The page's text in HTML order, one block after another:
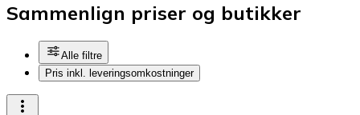
Sammenlign priser og butikker
Alle filtre
Pris inkl. leveringsomkostninger